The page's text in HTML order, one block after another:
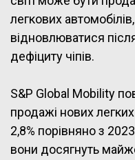
легкових
відновлюватися
дефіциту чіпів.
S&P Global Mobility
продажі нових
2,8% порівняно з
вони досягнуть